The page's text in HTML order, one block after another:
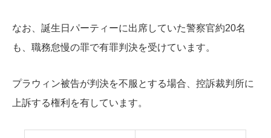
なお、誕生日パーティーに出席していた警察官約20名
も、職務怠慢の罪で有罪判決を受けています。
プラウィン被告が判決を不服とする場合、控訴裁判所に
上訴する権利を有しています。